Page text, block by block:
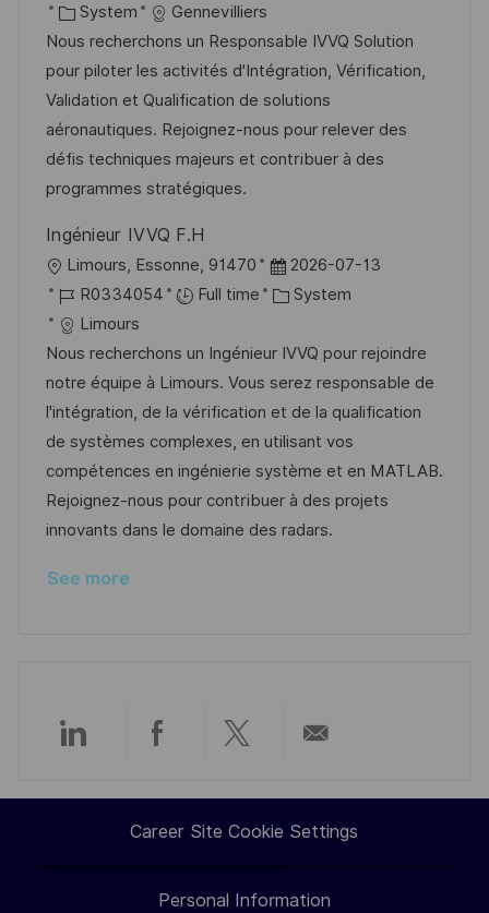
c
a
t
i
o
n
o
s
t
e
d
D
a
e
o
b
I
d
C
a
t
e
g
o
r
System
Gennevilliers
Nous recherchons un Responsable IVVQ Solution
pour piloter les activités d'Intégration, Vérification,
Validation et Qualification de solutions
aéronautiques. Rejoignez-nous pour relever des
défis techniques majeurs et contribuer à des
programmes stratégiques.
Ingénieur IVVQ F.H
L
o
c
a
t
i
o
n
Limours, Essonne, 91470
P
o
t
e
d
D
a
t
e
2026-07-13
J
o
b
I
d
R0334054 Full time
C
t
e
g
o
r
y
System
Limours
Nous recherchons un Ingénieur IVVQ pour rejoindre
notre équipe à Limours. Vous serez responsable de
l'intégration, de la vérification et de la qualification
de systèmes complexes, en utilisant vos
compétences en ingénierie système et en MATLAB.
Rejoignez-nous pour contribuer à des projets
innovants dans le domaine des radars.
See more
Share
via
LinkedIn
Share
via
Facebook
Share
via
twitter
via
email
Career Site Cookie Settings
Personal Information